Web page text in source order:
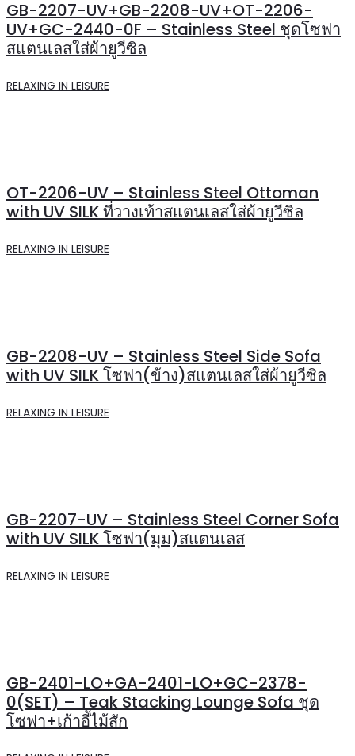
GB-2207-UV+GB-2208-UV+OT-2206-
UV+GC-2440-0F – Stainless Steel ชุดโซฟา
สแตนเลสใส่ผ้ายูวีซิล
RELAXING IN LEISURE
OT-2206-UV – Stainless Steel Ottoman
with UV SILK ที่วางเท้าสแตนเลสใส่ผ้ายูวีซิล
RELAXING IN LEISURE
GB-2208-UV – Stainless Steel Side Sofa
with UV SILK โซฟา(ข้าง)สแตนเลสใส่ผ้ายูวีซิล
RELAXING IN LEISURE
GB-2207-UV – Stainless Steel Corner Sofa
with UV SILK โซฟา(มุม)สแตนเลส
RELAXING IN LEISURE
GB-2401-LO+GA-2401-LO+GC-2378-
0(SET) – Teak Stacking Lounge Sofa ชุด
โซฟา+เก้าอี้ไม้สัก